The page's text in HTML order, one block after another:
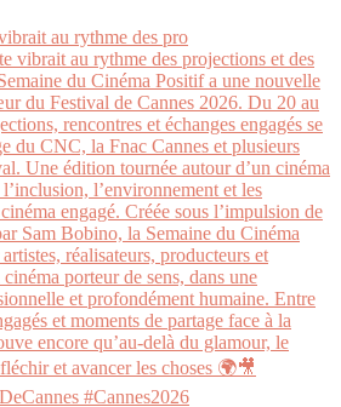
au rythme des pro